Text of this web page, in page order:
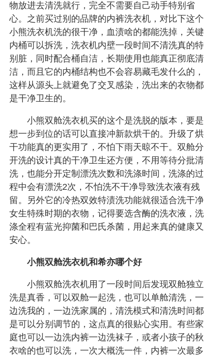
物放进去清洗就行，完全不需要自己动手特别省
心。之前买过别的品牌的内裤洗衣机，对比下这个
小熊洗衣机洗的很干净，血渍啥的都能洗掉，关键
内桶可以拆洗，洗衣机内壁一段时间不清洗真的特
别脏，同时配合桶自洁，长期使用也能真正彻底清
洁，而且它的内桶结构也不会容易藏毛发什么的，
这样从源头上就避免了交叉感染，洗出来的衣物都
是干净卫生的。
小熊双舱洗衣机买的这个是洗脱的版本，要是
想一步到位的话可以直接冲新款烘干的。升级了烘
干功能真的更实用了，不怕下雨天晾不干。双舱分
开洗的设计真的干净卫生还方便，不用等待分批清
洗，也能分开定制漂洗次数和洗涤时间，洗涤的过
程中会有漂洗2次，不怕洗不干净导致洗衣液有残
留。另外它的冷热双效特渍洗功能就很适合洗干净
女生特殊时期的衣物，记得要选含酶的洗衣液，洗
涤全程有蓝光抑菌和巴氏杀菌，用起来真的健康又
安心。
小熊双舱洗衣机和希亦哪个好
小熊双舱洗衣机用了一段时间后发现双舱独立
洗是真香，可以双舱一起洗，也可以单舱清洗，一
边洗我的，一边洗家属的，清洗模式和清洗时间都
是可以分别调节的，这点真的很贴心实用。有些家
庭也可以一边洗内裤一边洗袜子，或者小孩子的秋
衣啥的也可以洗，一次大概洗一件，内裤一次最多